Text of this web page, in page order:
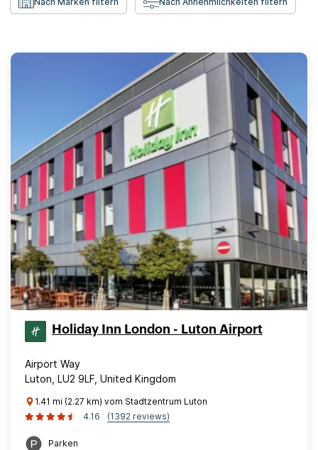
Holiday Inn London - Luton Airport
Airport Way
Luton, LU2 9LF, United Kingdom
1.41 mi (2.27 km) vom Stadtzentrum Luton
4.16
(1392 reviews)
Parken